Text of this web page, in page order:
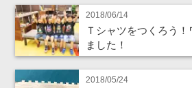
2018/06/14
Ｔシャツをつくろう
ました！
2018/05/24